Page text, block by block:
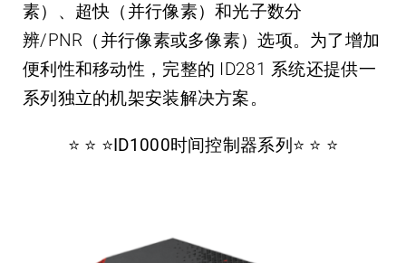
素）、超快（并行像素）和光子数分
辨/PNR（并行像素或多像素）选项。为了增加
便利性和移动性，完整的 ID281 系统还提供一
系列独立的机架安装解决方案。
⭐️ ⭐️ ⭐️ID1000时间控制器系列⭐️ ⭐️ ⭐️